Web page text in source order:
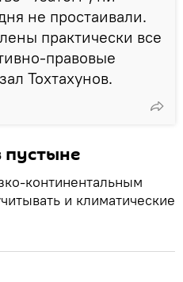
не простаивали.
практически все
правовые
Тохтахунов.
пустыне
континентальным
и климатические